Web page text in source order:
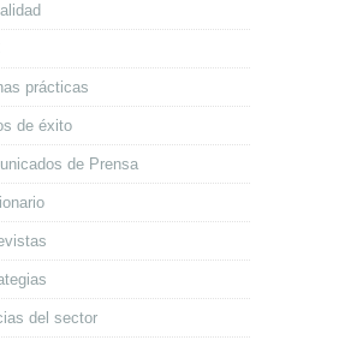
prácticas
de éxito
de Prensa
del sector